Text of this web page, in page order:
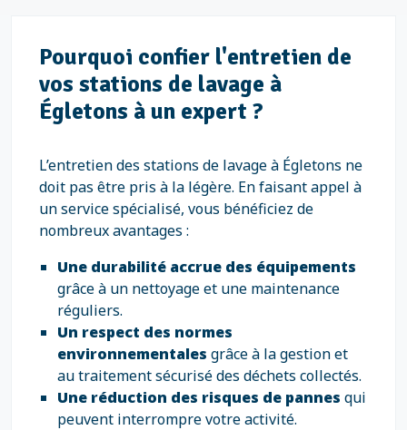
Pourquoi confier l'entretien de
vos stations de lavage à
Égletons à un expert ?
L’entretien des stations de lavage à Égletons ne
doit pas être pris à la légère. En faisant appel à
un service spécialisé, vous bénéficiez de
nombreux avantages :
Une durabilité accrue des équipements
grâce à un nettoyage et une maintenance
réguliers.
Un respect des normes
environnementales grâce à la gestion et
au traitement sécurisé des déchets collectés.
Une réduction des risques de pannes qui
peuvent interrompre votre activité.